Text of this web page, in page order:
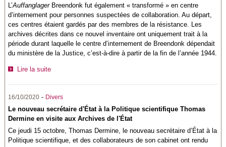
L’AuffanglagerBreendonk fut également « transformé » en centre
d’internement pour personnes suspectées de collaboration. Au départ,
ces centres étaient gardés par des membres de la résistance. Les
archives décrites dans ce nouvel inventaire ont uniquement trait à la
période durant laquelle le centre d’internement de Breendonk dépendait
du ministère de la Justice, c’est-à-dire à partir de la fin de l’année 1944.
Lire la suite
16/10/2020 - Divers
Le nouveau secrétaire d'État à la Politique scientifique Thomas
Dermine en visite aux Archives de l'État
Ce jeudi 15 octobre, Thomas Dermine, le nouveau secrétaire d’État à la
Politique scientifique, et des collaborateurs de son cabinet ont rendu